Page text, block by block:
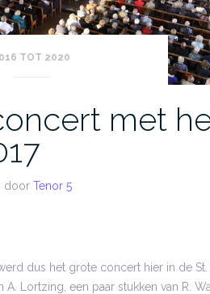
TOT 2020
met
door Tenor 5
dus het grote concert hier in de
A. Lortzing, een paar stukken van R.